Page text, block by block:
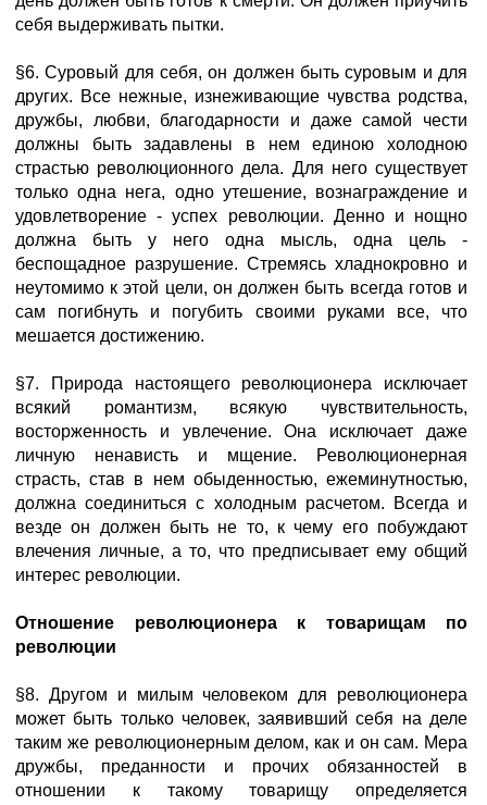
себя выдерживать пытки.
§6. Суровый для себя, он должен быть суровым и для
других. Все нежные, изнеживающие чувства родства,
дружбы, любви, благодарности и даже самой чести
должны быть задавлены в нем единою холодною
страстью революционного дела. Для него существует
только одна нега, одно утешение, вознаграждение и
удовлетворение - успех революции. Денно и нощно
должна быть у него одна мысль, одна цель -
беспощадное разрушение. Стремясь хладнокровно и
неутомимо к этой цели, он должен быть всегда готов и
сам погибнуть и погубить своими руками все, что
мешаетcя достижению.
§7. Природа настоящего революционера исключает
всякий романтизм, всякую чувствительность,
восторженность и увлечение. Она исключает даже
личную ненависть и мщение. Революционерная
страсть, став в нем обыденностью, ежеминутностью,
должна соединиться с холодным расчетом. Всегда и
везде он должен быть не то, к чему его побуждают
влечения личные, а то, что предписывает ему общий
интерес революции.
Отношение революционера к товарищам по
революции
§8. Другом и милым человеком для революционера
может быть только человек, заявивший себя на деле
таким же революционерным делом, как и он сам. Мера
дружбы, преданности и прочих обязанностей в
отношении к такому товарищу определяется